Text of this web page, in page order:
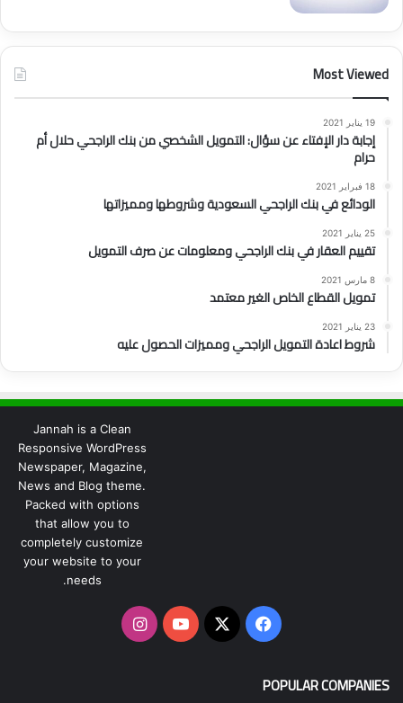
Most Viewed
19 يناير 2021
إجابة دار الإفتاء عن سؤال: التمويل الشخصي من بنك الراجحي حلال أم
حرام
18 فبراير 2021
الودائع في بنك الراجحي السعودية وشروطها ومميزاتها
25 يناير 2021
تقييم العقار في بنك الراجحي ومعلومات عن صرف التمويل
8 مارس 2021
تمويل القطاع الخاص الغير معتمد
23 يناير 2021
شروط اعادة التمويل الراجحي ومميزات الحصول عليه
Jannah is a Clean
Responsive WordPress
Newspaper, Magazine,
News and Blog theme.
Packed with options
that allow you to
completely customize
your website to your
needs.
فيسبوك
‫X
‫YouTubeانستقرام
POPULAR COMPANIES